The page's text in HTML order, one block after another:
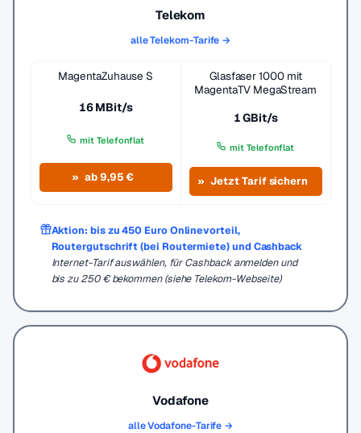
Telekom
alle Telekom-Tarife →
MagentaZuhause S
16 MBit/s
mit Telefonflat
ab 9,95 €
Glasfaser 1000 mit
MagentaTV MegaStream
1 GBit/s
mit Telefonflat
Jetzt Tarif sichern
Aktion: bis zu 450 Euro Onlinevorteil,
Routergutschrift (bei Routermiete) und Cashback
Internet-Tarif auswählen, für Cashback anmelden und
bis zu 250 € bekommen (siehe Telekom-Webseite)
Vodafone
alle Vodafone-Tarife →